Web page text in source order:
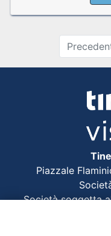
Piazzale
Società soggetta
P.IVA